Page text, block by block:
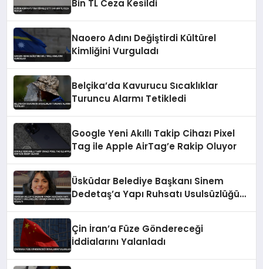
Bin TL Ceza Kesildi
Naoero Adını Değiştirdi Kültürel
Kimliğini Vurguladı
Belçika’da Kavurucu Sıcaklıklar
Turuncu Alarmı Tetikledi
Google Yeni Akıllı Takip Cihazı Pixel
Tag ile Apple AirTag’e Rakip Oluyor
Üsküdar Belediye Başkanı Sinem
Dedetaş’a Yapı Ruhsatı Usulsüzlüğü
Çin İran’a Füze Göndereceği
İddialarını Yalanladı